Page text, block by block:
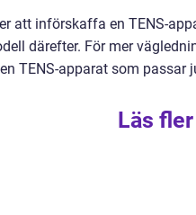
att införskaffa en TENS-
därefter. För mer
TENS-apparat som passar
Läs